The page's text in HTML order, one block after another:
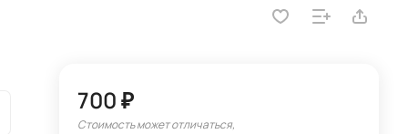
700 ₽
Стоимость может отличаться,